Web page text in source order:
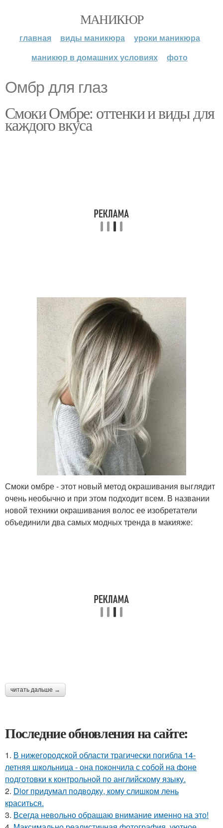
МАНИКЮР
главная виды маникюра
уроки маникюра
маникюр в домашних условиях
фото
Омбр для глаз
Смоки Омбре: оттенки и виды для
каждого вкуса
Смоки омбре - этот новый метод окрашивания выглядит
очень необычно и при этом подходит всем. В названии
новой техники окрашивания волос ее изобретатели
объединили два самых модных тренда в макияже:
читать дальше →
Последние обновления на сайте:
1. В нижегородской области трагически погибла 14-
летняя школьница - она покончила с собой на фоне
подготовки к контрольной по английскому языку.
2. Dior придумал подводку, кому слишком лень
краситься.
3. Всегда невольно обращаю внимание именно на это!